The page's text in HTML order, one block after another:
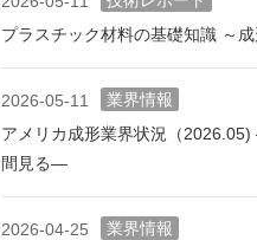
プラスチック材料の基礎知識 ～
2026-05-11
業界情報
アメリカ成形業界状況（
間見る―
2026-04-25
業界情報